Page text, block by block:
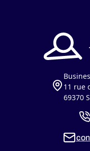
11 rue
69370